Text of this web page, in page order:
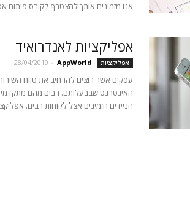
אנו מזמינים אותך להצטרף לקורס פיתוח
אפליקציות לאנדרואיד
אפליקציות AppWorld
-
28/04/2019
עסקים אשר רוצים להרחיב את טווח
האינטרנט שבבעלותם. רבים מהם
הניידים הזמינים אצל לקוחות רבים.